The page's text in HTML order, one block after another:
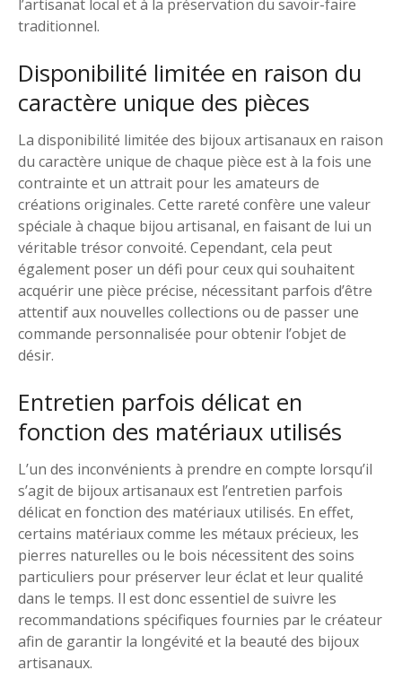
l’artisanat local et à la préservation du savoir-faire
traditionnel.
Disponibilité limitée en raison du
caractère unique des pièces
La disponibilité limitée des bijoux artisanaux en raison
du caractère unique de chaque pièce est à la fois une
contrainte et un attrait pour les amateurs de
créations originales. Cette rareté confère une valeur
spéciale à chaque bijou artisanal, en faisant de lui un
véritable trésor convoité. Cependant, cela peut
également poser un défi pour ceux qui souhaitent
acquérir une pièce précise, nécessitant parfois d’être
attentif aux nouvelles collections ou de passer une
commande personnalisée pour obtenir l’objet de
désir.
Entretien parfois délicat en
fonction des matériaux utilisés
L’un des inconvénients à prendre en compte lorsqu’il
s’agit de bijoux artisanaux est l’entretien parfois
délicat en fonction des matériaux utilisés. En effet,
certains matériaux comme les métaux précieux, les
pierres naturelles ou le bois nécessitent des soins
particuliers pour préserver leur éclat et leur qualité
dans le temps. Il est donc essentiel de suivre les
recommandations spécifiques fournies par le créateur
afin de garantir la longévité et la beauté des bijoux
artisanaux.